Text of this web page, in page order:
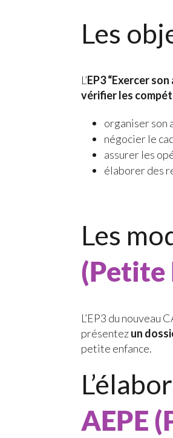
Les
L’EP3 “Exercer
vérifier les
organiser son
négocier le
assurer les
élaborer des
Les
(Petite
L’EP3 du nouveau
présentezun
petite enfance.
AEPE